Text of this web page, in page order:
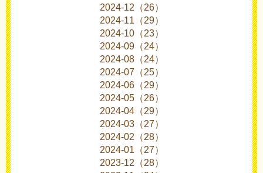
2024-12（26）
2024-11（29）
2024-10（23）
2024-09（24）
2024-08（24）
2024-07（25）
2024-06（29）
2024-05（26）
2024-04（29）
2024-03（27）
2024-02（28）
2024-01（27）
2023-12（28）